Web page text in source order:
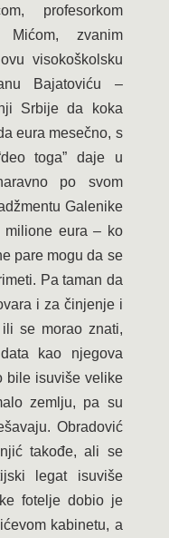
profesorkom
zvanim
visokoškolsku
Bajatoviću –
Srbije da koka
eura mesečno, s
toga” daje u
po svom
Galenike
milione eura – ko
pare mogu da se
Pa taman da
i za činjenje i
se morao znati,
kao njegova
bile isuviše velike
zemlju, pa su
Obradović
takođe, ali se
legat isuviše
fotelje dobio je
kabinetu, a